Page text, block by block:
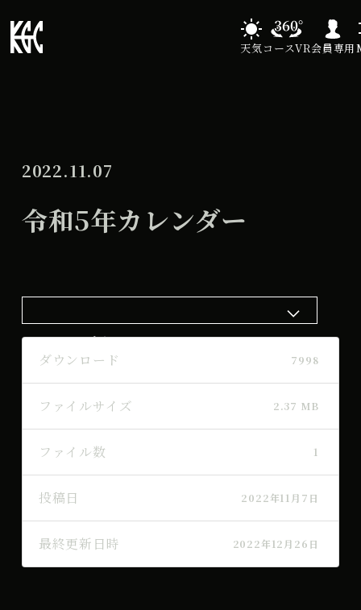
天気コースVR会員専用
2022.11.07
令和5年カレンダー
ダウンロード
ダウンロード 7998
ファイルサイズ 2.37 MB
ファイル数 1
投稿日 2022年11月7日
最終更新日時 2022年12月26日